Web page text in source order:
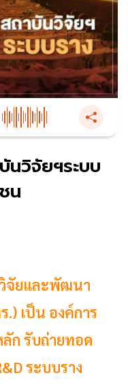
นวิจัยฯระบบ
น
จัยและพัฒนา
.) เป็น องค์การ
ก รับถ่ายทอด
ระบบราง